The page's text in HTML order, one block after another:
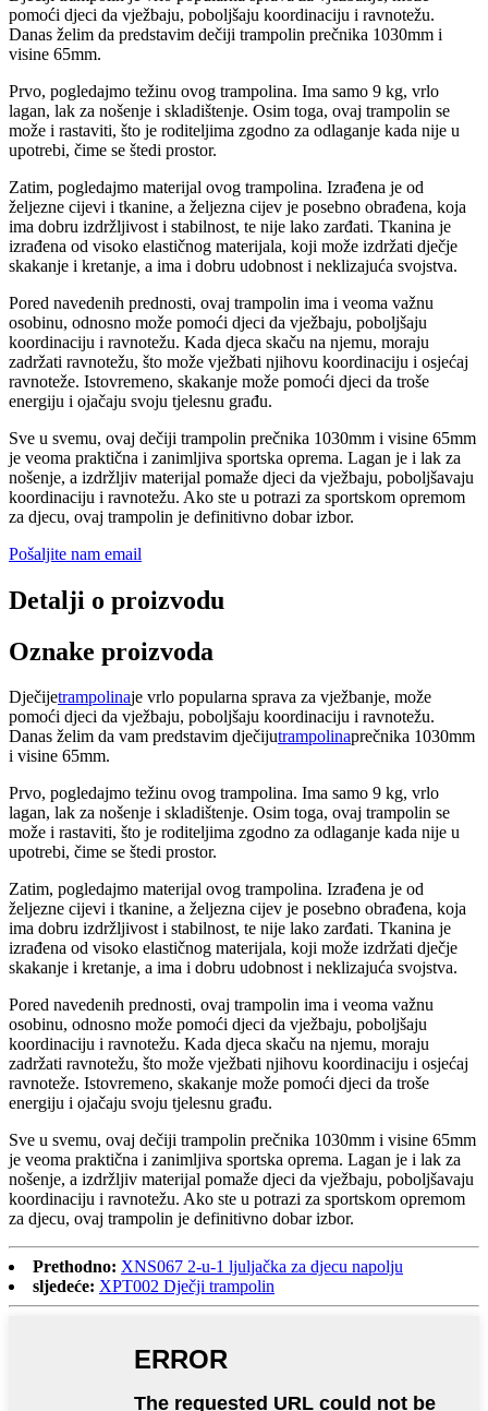
pomoći djeci da vježbaju, poboljšaju koordinaciju i ravnotežu.
Danas želim da predstavim dečiji trampolin prečnika 1030mm i
visine 65mm.
Prvo, pogledajmo težinu ovog trampolina. Ima samo 9 kg, vrlo
lagan, lak za nošenje i skladištenje. Osim toga, ovaj trampolin se
može i rastaviti, što je roditeljima zgodno za odlaganje kada nije u
upotrebi, čime se štedi prostor.
Zatim, pogledajmo materijal ovog trampolina. Izrađena je od
željezne cijevi i tkanine, a željezna cijev je posebno obrađena, koja
ima dobru izdržljivost i stabilnost, te nije lako zarđati. Tkanina je
izrađena od visoko elastičnog materijala, koji može izdržati dječje
skakanje i kretanje, a ima i dobru udobnost i neklizajuća svojstva.
Pored navedenih prednosti, ovaj trampolin ima i veoma važnu
osobinu, odnosno može pomoći djeci da vježbaju, poboljšaju
koordinaciju i ravnotežu. Kada djeca skaču na njemu, moraju
zadržati ravnotežu, što može vježbati njihovu koordinaciju i osjećaj
ravnoteže. Istovremeno, skakanje može pomoći djeci da troše
energiju i ojačaju svoju tjelesnu građu.
Sve u svemu, ovaj dečiji trampolin prečnika 1030mm i visine 65mm
je veoma praktična i zanimljiva sportska oprema. Lagan je i lak za
nošenje, a izdržljiv materijal pomaže djeci da vježbaju, poboljšavaju
koordinaciju i ravnotežu. Ako ste u potrazi za sportskom opremom
za djecu, ovaj trampolin je definitivno dobar izbor.
Pošaljite nam email
Detalji o proizvodu
Oznake proizvoda
Dječijetrampolinaje vrlo popularna sprava za vježbanje, može
pomoći djeci da vježbaju, poboljšaju koordinaciju i ravnotežu.
Danas želim da vam predstavim dječijutrampolinaprečnika 1030mm
i visine 65mm.
Prvo, pogledajmo težinu ovog trampolina. Ima samo 9 kg, vrlo
lagan, lak za nošenje i skladištenje. Osim toga, ovaj trampolin se
može i rastaviti, što je roditeljima zgodno za odlaganje kada nije u
upotrebi, čime se štedi prostor.
Zatim, pogledajmo materijal ovog trampolina. Izrađena je od
željezne cijevi i tkanine, a željezna cijev je posebno obrađena, koja
ima dobru izdržljivost i stabilnost, te nije lako zarđati. Tkanina je
izrađena od visoko elastičnog materijala, koji može izdržati dječje
skakanje i kretanje, a ima i dobru udobnost i neklizajuća svojstva.
Pored navedenih prednosti, ovaj trampolin ima i veoma važnu
osobinu, odnosno može pomoći djeci da vježbaju, poboljšaju
koordinaciju i ravnotežu. Kada djeca skaču na njemu, moraju
zadržati ravnotežu, što može vježbati njihovu koordinaciju i osjećaj
ravnoteže. Istovremeno, skakanje može pomoći djeci da troše
energiju i ojačaju svoju tjelesnu građu.
Sve u svemu, ovaj dečiji trampolin prečnika 1030mm i visine 65mm
je veoma praktična i zanimljiva sportska oprema. Lagan je i lak za
nošenje, a izdržljiv materijal pomaže djeci da vježbaju, poboljšavaju
koordinaciju i ravnotežu. Ako ste u potrazi za sportskom opremom
za djecu, ovaj trampolin je definitivno dobar izbor.
Prethodno: XNS067 2-u-1 ljuljačka za djecu napolju
sljedeće: XPT002 Dječji trampolin